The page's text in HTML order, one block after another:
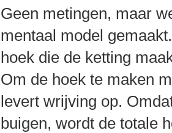
Geen metingen, maar
mentaal model
hoek die de ketting
Om de hoek te maken
levert wrijving op.
buigen, wordt de totale